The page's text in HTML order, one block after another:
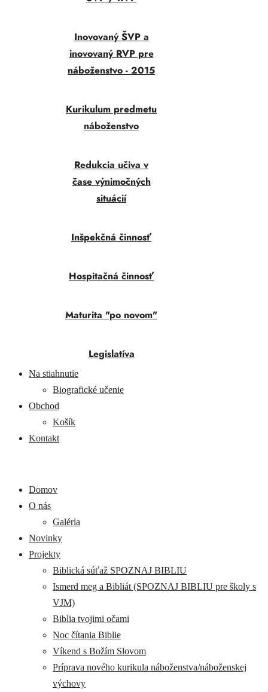
Inovovaný ŠVP a
inovovaný RVP pre
náboženstvo - 2015
Kurikulum predmetu
náboženstvo
Redukcia učiva v
čase výnimočných
situácií
Inšpekčná činnosť
Hospitačná činnosť
Maturita "po novom"
Legislatíva
Na stiahnutie
Biografické učenie
Obchod
Košík
Kontakt
Domov
O nás
Galéria
Novinky
Projekty
Biblická súťaž SPOZNAJ BIBLIU
Ismerd meg a Bibliát (SPOZNAJ BIBLIU pre školy s
VJM)
Biblia tvojimi očami
Noc čítania Biblie
Víkend s Božím Slovom
Príprava nového kurikula náboženstva/náboženskej
výchovy